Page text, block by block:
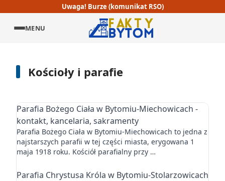
Uwaga! Burze (komunikat RSO)
MENU
Kościoły i parafie
Parafia Bożego Ciała w Bytomiu-Miechowicach -
kontakt, kancelaria, sakramenty
Parafia Bożego Ciała w Bytomiu-Miechowicach to jedna z
najstarszych parafii w tej części miasta, erygowana 1
maja 1918 roku. Kościół parafialny przy …
Parafia Chrystusa Króla w Bytomiu-Stolarzowicach